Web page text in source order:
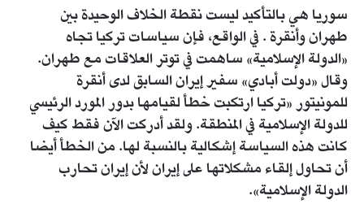
سوريا هي بالتأكيد ليست نقطة الخلاف الوحيدة بين
طهران وأنقرة . في الواقع، فإن سياسات تركيا تجاه
«الدولة الإسلامية» ساهمت في توتر العلاقات مع طهران.
وقال «دولت أبادي» سفير إيران السابق لدى أنقرة
للمونيتور «تركيا ارتكبت خطأ لقيامها بدور المورد الرئيسي
للدولة الإسلامية في المنطقة. ولقد أدركت الآن فقط كيف
كانت هذه السياسة إشكالية بالنسبة لها. من الخطأ أيضا
أن تحاول إلقاء مشكلاتها على إيران لأن إيران تحارب
الدولة الإسلامية».